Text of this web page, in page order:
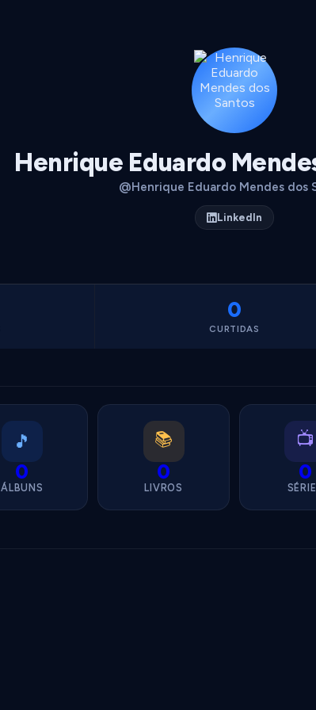
Henrique Eduardo
@Henrique Eduardo Mendes dos
LinkedIn
0
CURTIDAS
🎵
0
ÁLBUNS
📚
0
LIVROS
📺
0